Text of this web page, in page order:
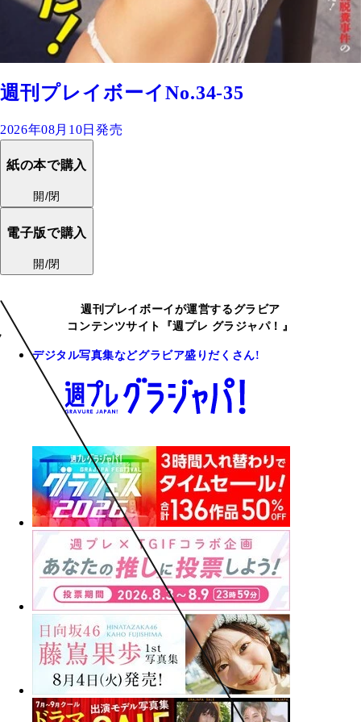
週刊プレイボーイNo.34-35
2026年08月10日発売
紙の本で購入
開/閉
電子版で購入
開/閉
週刊プレイボーイが運営するグラビア
コンテンツサイト『週プレ グラジャパ！』
デジタル写真集などグラビア盛りだくさん!